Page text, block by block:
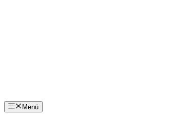
Menü